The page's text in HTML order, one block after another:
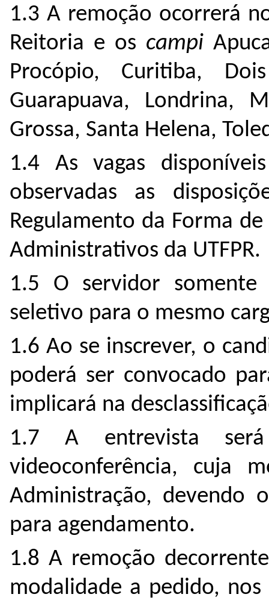
1.3 A remoção ocorrerá
Reitoria e os campi
Procópio, Curitiba,
Guarapuava, Londrina,
Grossa, Santa Helena,
1.4 As vagas
observadas as
Regulamento da Forma
Administrativos da UTFPR.
1.5 O servidor somente
seletivo para o mesmo
1.6 Ao se inscrever, o
poderá ser convocado
implicará na
1.7 A entrevista
videoconferência, cuja
Administração, devendo
para agendamento.
1.8 A remoção
modalidade a pedido,